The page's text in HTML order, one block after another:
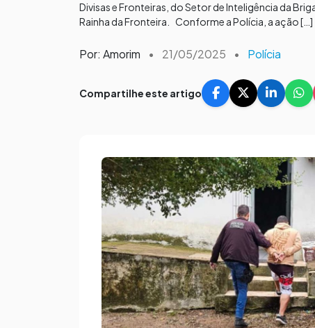
Divisas e Fronteiras, do Setor de Inteligência da
Rainha da Fronteira. Conforme a Polícia, a ação […]
Por: Amorim • 21/05/2025 • Polícia
Compartilhe este artigo